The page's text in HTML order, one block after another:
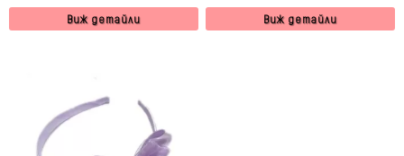
Виж детайли Виж детайли